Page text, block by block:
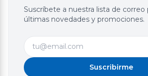
Suscríbete a nuestra lista de correo
últimas novedades y promociones.
Suscribirme